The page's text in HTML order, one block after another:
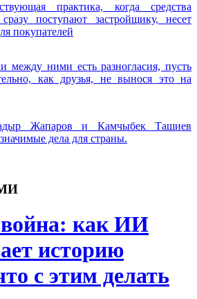
практика, когда средства
поступают застройщику, несет
покупателей
между ними есть разногласия, пусть
как друзья, не вынося это на
Жапаров и Камчыбек Ташиев
дела для страны.
как ИИ
историю
с этим делать